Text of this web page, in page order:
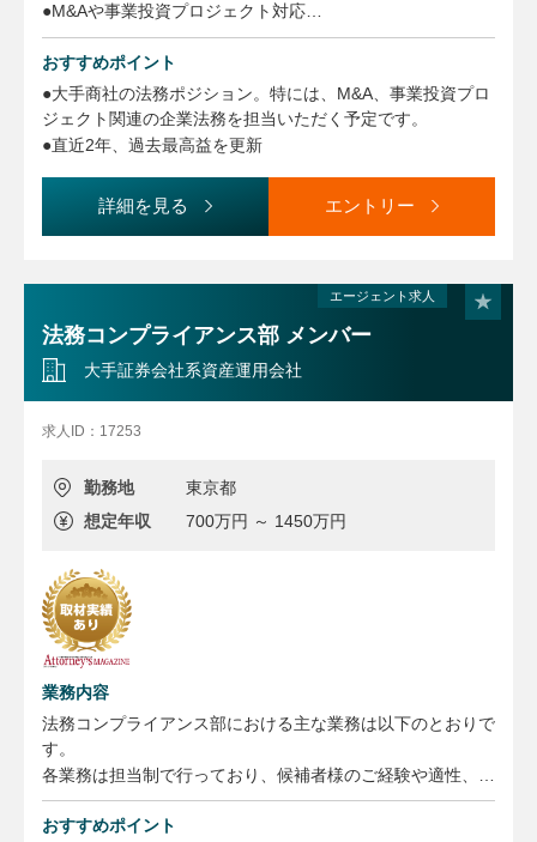
●M&Aや事業投資プロジェクト対応
●国内外事業会社の法務支援
●社外弁護士との窓口対応
●社内法律相談の受付
●コンプライアンスに関する指導、教育の実施。社内規定/基
準のチェック
☆【法務在籍者について】リモートワーク割合：週1回程
度、勤務時間帯の中央値：9:15〜19:00（定時9:15〜17:3
おすすめポイント
●大手商社の法務ポジション。特には、M&A、事業投資プロ
ジェクト関連の企業法務を担当いただく予定です。
●直近2年、過去最高益を更新
詳細を見る エントリー
エージェント求人
法務コンプライアンス部 メンバー
大手証券会社系資産運用会社
求人ID：17253
勤務地
東京都
想定年収
700万円 ～ 1450万円
業務内容
法務コンプライアンス部における主な業務は以下のとおりで
す。
各業務は担当制で行っており、候補者様のご経験や適性、ご
意向等を踏まえ、ご担当いただく業務を決定します。
おすすめポイント